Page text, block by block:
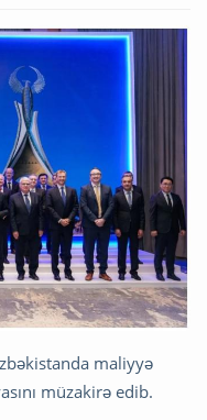
maliyyə
müzakirə edib.